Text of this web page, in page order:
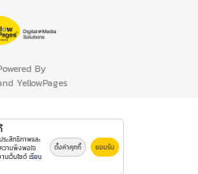
By
YellowPages
ระสิทธิภาพและ
วามพึงพอใจ
นเว็บไซต์ เรียน
ตั้งค่าคุกกี้ ยอมรับ